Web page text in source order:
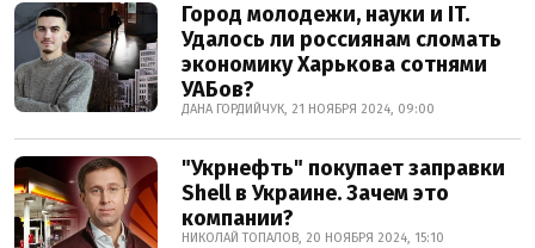
Город молодежи, науки и IT.
Удалось ли россиянам сломать
экономику Харькова сотнями
УАБов?
ДАНА ГОРДИЙЧУК, 21 НОЯБРЯ 2024, 09:00
"Укрнефть" покупает заправки
Shell в Украине. Зачем это
компании?
НИКОЛАЙ ТОПАЛОВ, 20 НОЯБРЯ 2024, 15:10